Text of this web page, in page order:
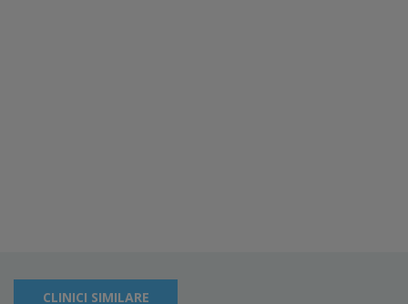
CLINICI SIMILARE